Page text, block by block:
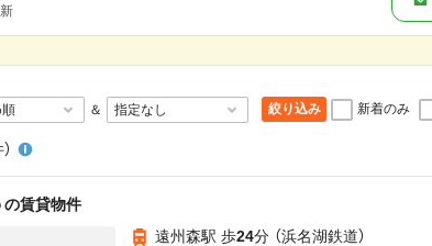
＆ 絞り込み 新着のみ
の賃貸物件
遠州森駅 歩24分 （浜名湖鉄道）